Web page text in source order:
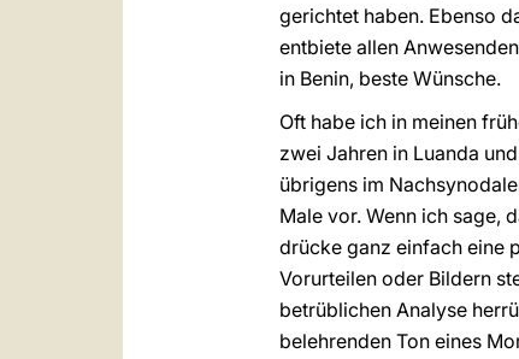
gerichtet haben. Ebenso
entbiete allen
in Benin, beste Wünsche.
Oft habe ich in meinen
zwei Jahren in Luanda
übrigens im
Male vor. Wenn ich sage,
drücke ganz einfach eine
Vorurteilen oder Bildern
betrüblichen Analyse
belehrenden Ton eines